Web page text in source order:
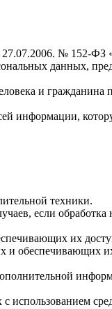
27.07.2006. № 152-
данных,
и
информации,
техники.
если обработка
их
и обеспечивающих